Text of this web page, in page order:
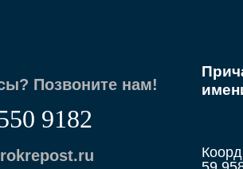
Позвоните нам!
9182